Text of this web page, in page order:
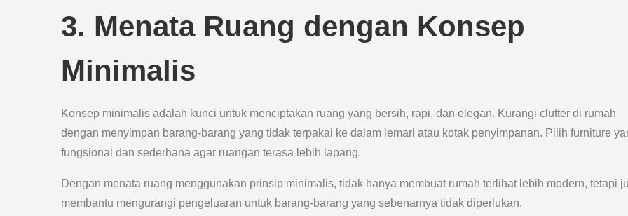
3. Menata Ruang dengan Konsep
Minimalis
Konsep minimalis adalah kunci untuk menciptakan ruang yang bersih, rapi, dan elegan. Kurangi clutter di rumah
dengan menyimpan barang-barang yang tidak terpakai ke dalam lemari atau kotak penyimpanan. Pilih furniture
fungsional dan sederhana agar ruangan terasa lebih lapang.
Dengan menata ruang menggunakan prinsip minimalis, tidak hanya membuat rumah terlihat lebih modern, tetapi
membantu mengurangi pengeluaran untuk barang-barang yang sebenarnya tidak diperlukan.